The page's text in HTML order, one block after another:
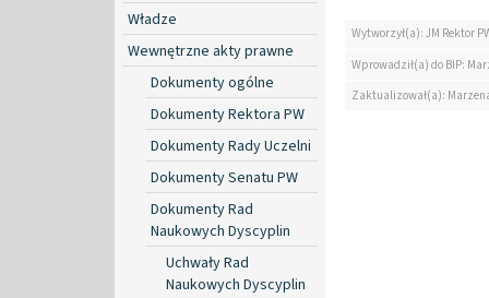
Władze
Wewnętrzne akty prawne
Dokumenty ogólne
Dokumenty Rektora PW
Dokumenty Rady Uczelni
Dokumenty Senatu PW
Dokumenty Rad
Naukowych Dyscyplin
Uchwały Rad
Naukowych Dyscyplin
Wytworzył(a): JM Rektor
Wprowadził(a) do BIP:
Zaktualizował(a):